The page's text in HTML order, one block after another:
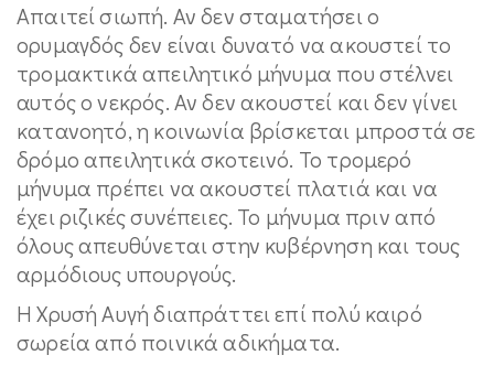
Απαιτεί σιωπή. Αν δεν σταματήσει ο
ορυμαγδός δεν είναι δυνατό να ακουστεί το
τρομακτικά απειλητικό μήνυμα που στέλνει
αυτός ο νεκρός. Αν δεν ακουστεί και δεν γίνει
κατανοητό, η κοινωνία βρίσκεται μπροστά σε
δρόμο απειλητικά σκοτεινό. Το τρομερό
μήνυμα πρέπει να ακουστεί πλατιά και να
έχει ριζικές συνέπειες. Το μήνυμα πριν από
όλους απευθύνεται στην κυβέρνηση και τους
αρμόδιους υπουργούς.
Η Χρυσή Αυγή διαπράττει επί πολύ καιρό
σωρεία από ποινικά αδικήματα.